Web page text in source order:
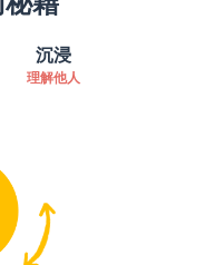
沉浸
理解他人